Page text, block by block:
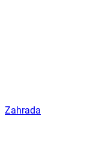
Zahrada